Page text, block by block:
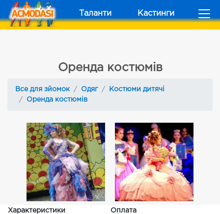
Таланти Кастинги
Оренда костюмів
Все для зйомок Одяг
Костюми дитячі
Оренда костюмів
Характеристики
Оплата